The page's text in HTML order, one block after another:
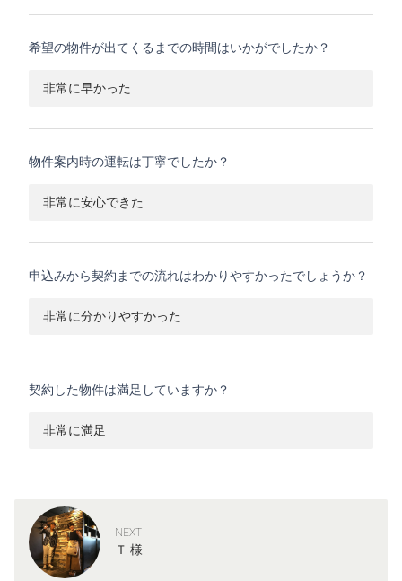
希望の物件が出てくるまでの時間はいかがでしたか？
非常に早かった
物件案内時の運転は丁寧でしたか？
非常に安心できた
申込みから契約までの流れはわかりやすかったでしょうか？
非常に分かりやすかった
契約した物件は満足していますか？
非常に満足
NEXT
Ｔ 様